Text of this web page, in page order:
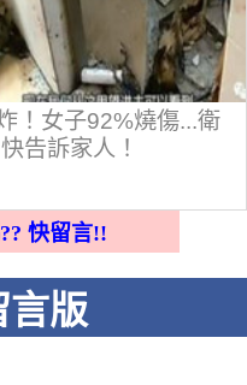
！女子92%燒傷...衛
告訴家人！
快留言!!
言版